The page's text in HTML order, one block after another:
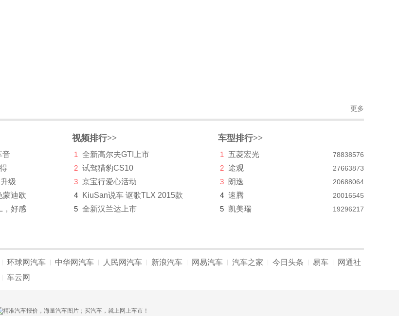
更多
音
级
蒙迪欧
，好感
视频排行>>
1
全新高尔夫GTI上市
2 试驾猎豹CS10
3 京宝行爱心活动
4
KiuSan说车 讴歌TLX 2015款
5 全新汉兰达上市
车型排行>>
1 五菱宏光 78838576
2 途观 27663873
3 朗逸 20688064
4 速腾 20016545
5 凯美瑞 19296217
环球网汽车 中华网汽车 人民网汽车 新浪汽车 网易汽车 汽车之家 今日头条 易车 网通社
车云网